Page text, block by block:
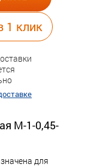
1 клик
М-1-0,45-
для